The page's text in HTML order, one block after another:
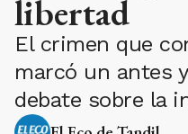
libertad
El crimen que
marcó un antes
debate sobre la